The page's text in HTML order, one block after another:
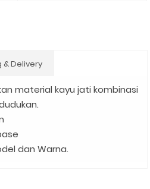
& Delivery
material kayu jati kombinasi
dan Warna.